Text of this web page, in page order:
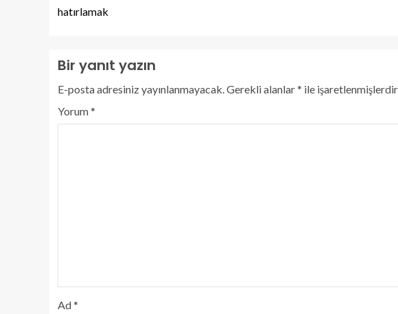
hatırlamak
Bir yanıt yazın
E-posta adresiniz yayınlanmayacak.Gerekli alanlar* ile işaretlenmişlerdir
Yorum*
Ad*